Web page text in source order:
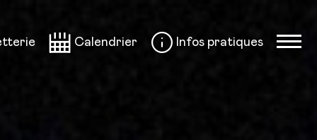
Calendrier Infos pratiques